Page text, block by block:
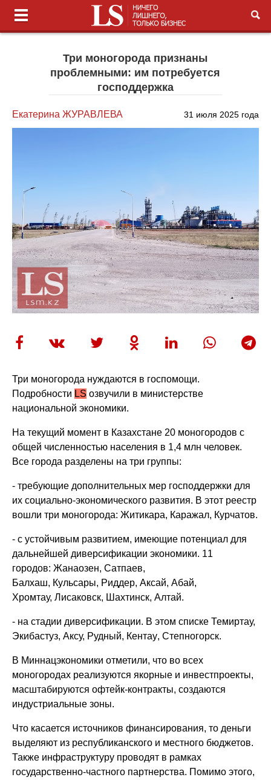
Три моногорода признаны
проблемными: им потребуется
господдержка
Екатерина ЖУРАВЛЕВА 31 июля 2025 года
Три моногорода нуждаются в госпомощи.
Подробности LS озвучили в министерстве
национальной экономики.
На текущий момент в Казахстане 20 моногородов с
общей численностью населения в 1,4 млн человек.
Все города разделены на три группы:
- требующие дополнительных мер господдержки для
их социально-экономического развития. В этот реестр
вошли три моногорода:Житикара, Каражал, Курчатов.
- с устойчивым развитием, имеющие потенциал для
дальнейшей диверсификации экономики. 11
городов:Жанаозен,Сатпаев,
Балхаш, Кульсары, Риддер, Аксай, Абай,
Хромтау,Лисаковск, Шахтинск, Алтай.
- на стадии диверсификации. В этом списке Темиртау,
Экибастуз, Аксу, Рудный, Кентау,Степногорск.
В Миннацэкономики отметили, что во всех
моногородах реализуются якорные и инвестпроекты,
масштабируютсяофтейк-контракты, создаются
индустриальные зоны.
Что касается источников финансирования, то деньги
выделяют из республиканского и местного бюджетов.
Также инфраструктуру проводят в рамках
государственно-частного партнерства. Помимо этого,